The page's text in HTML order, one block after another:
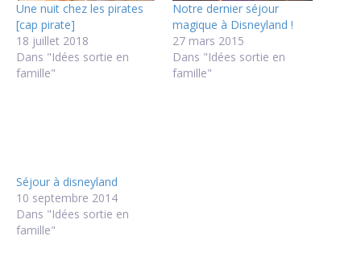
Une nuit chez les pirates
[cap pirate]
18 juillet 2018
Dans "Idées sortie en
famille"
Notre dernier séjour
magique à Disneyland !
27 mars 2015
Dans "Idées sortie en
famille"
Séjour à disneyland
10 septembre 2014
Dans "Idées sortie en
famille"